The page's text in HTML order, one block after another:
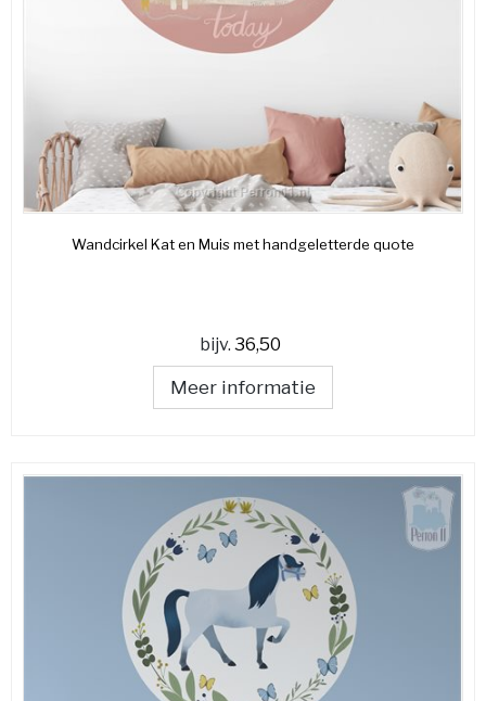
Wandcirkel Kat en Muis met handgeletterde quote
bijv. 36,50
Meer informatie